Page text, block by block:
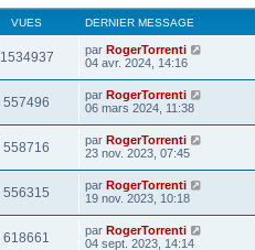
VUES DERNIER MESSAGE
1534937 par RogerTorrenti
04 avr. 2024, 14:16
557496 par RogerTorrenti
06 mars 2024, 11:38
558716 par RogerTorrenti
23 nov. 2023, 07:45
556315 par RogerTorrenti
19 nov. 2023, 10:18
618661 par RogerTorrenti
04 sept. 2023, 14:14